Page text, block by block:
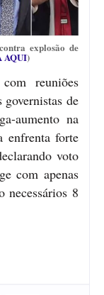
explosão de
AQUI)
reuniões
governistas de
aumento na
enfrenta forte
voto
com apenas
necessários 8